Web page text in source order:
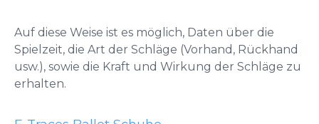
Auf diese Weise ist es möglich, Daten über die
Spielzeit, die Art der Schläge (Vorhand, Rückhand
usw.), sowie die Kraft und Wirkung der Schläge zu
erhalten.